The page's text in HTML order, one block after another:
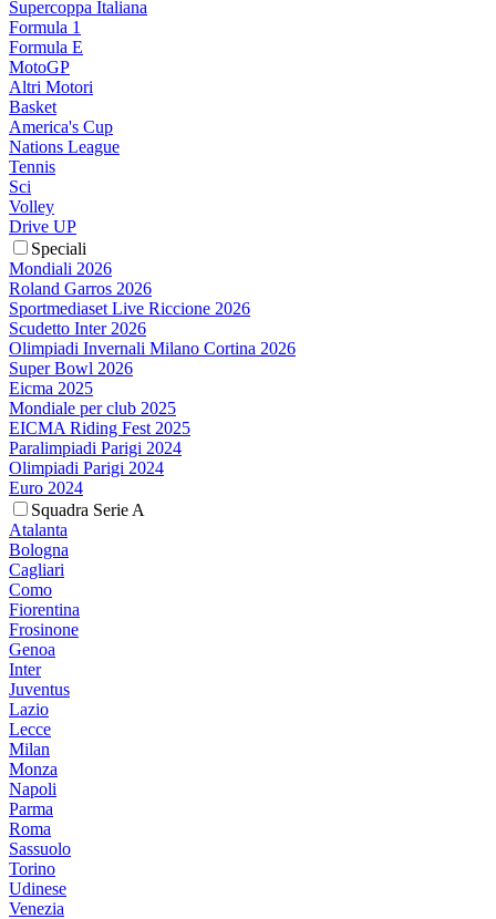
Supercoppa Italiana
Formula 1
Formula E
MotoGP
Altri Motori
Basket
America's Cup
Nations League
Tennis
Sci
Volley
Drive UP
Speciali
Mondiali 2026
Roland Garros 2026
Sportmediaset Live Riccione 2026
Scudetto Inter 2026
Olimpiadi Invernali Milano Cortina 2026
Super Bowl 2026
Eicma 2025
Mondiale per club 2025
EICMA Riding Fest 2025
Paralimpiadi Parigi 2024
Olimpiadi Parigi 2024
Euro 2024
Squadra Serie A
Atalanta
Bologna
Cagliari
Como
Fiorentina
Frosinone
Genoa
Inter
Juventus
Lazio
Lecce
Milan
Monza
Napoli
Parma
Roma
Sassuolo
Torino
Udinese
Venezia